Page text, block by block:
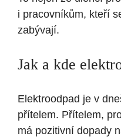
i pracovníkům, kteří
zabývají.
Jak a kde
Elektroodpad je v
přítelem. Přítelem,
má pozitivní dopady